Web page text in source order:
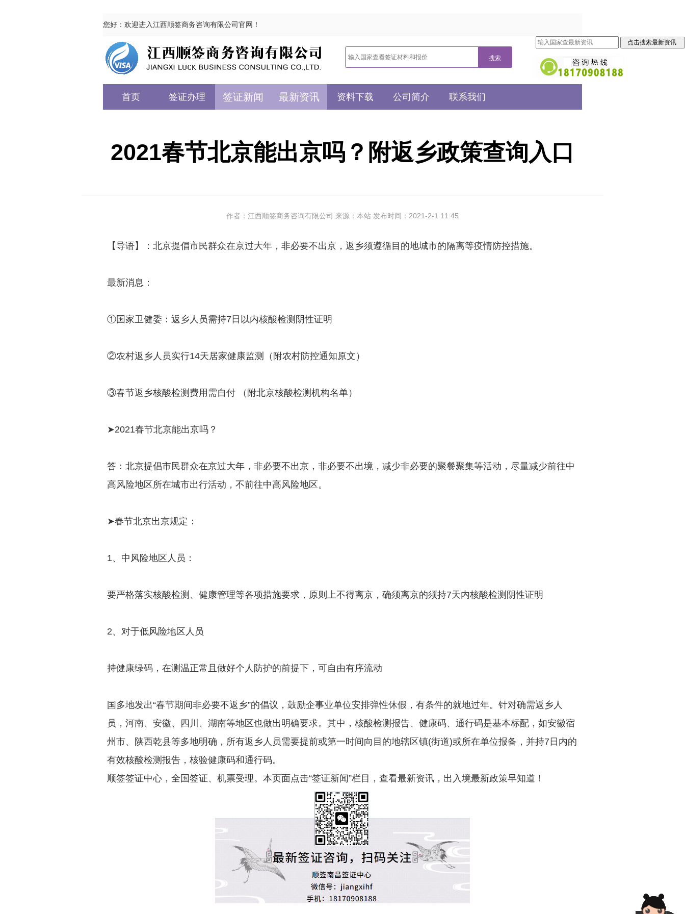
您好：欢迎进入江西顺签商务咨询有限公司官网！
首页 签证办理 签证新闻 最新资讯 资料下载 公司简介 联系我们
2021春节北京能出京吗？附返乡政策查询入口
作者：江西顺签商务咨询有限公司 来源：本站 发布时间：2021-2-1 11:45
【导语】：北京提倡市民群众在京过大年，非必要不出京，返乡须遵循目的地城市的隔离等疫情防控措施。
最新消息：
①国家卫健委：返乡人员需持7日以内核酸检测阴性证明
②农村返乡人员实行14天居家健康监测（附农村防控通知原文）
③春节返乡核酸检测费用需自付 （附北京核酸检测机构名单）
➤2021春节北京能出京吗？
答：北京提倡市民群众在京过大年，非必要不出京，非必要不出境，减少非必要的聚餐聚集等活动，尽量减少前往中
高风险地区所在城市出行活动，不前往中高风险地区。
​➤春节北京出京规定：
1、中风险地区人员：
要严格落实核酸检测、健康管理等各项措施要求，原则上不得离京，确须离京的须持7天内核酸检测阴性证明
2、对于低风险地区人员
持健康绿码，在测温正常且做好个人防护的前提下，可自由有序流动
国多地发出“春节期间非必要不返乡”的倡议，鼓励企事业单位安排弹性休假，有条件的就地过年。针对确需返乡人
员，河南、安徽、四川、湖南等地区也做出明确要求。其中，核酸检测报告、健康码、通行码是基本标配，如安徽宿
州市、陕西乾县等多地明确，所有返乡人员需要提前或第一时间向目的地辖区镇(街道)或所在单位报备，并持7日内的
有效核酸检测报告，核验健康码和通行码。
顺签签证中心，全国签证、机票受理。本页面点击“签证新闻”栏目，查看最新资讯，出入境最新政策早知道！